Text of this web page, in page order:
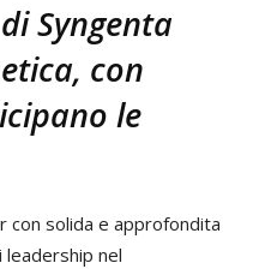
Syngenta
con
le
con solida e approfondita
nel